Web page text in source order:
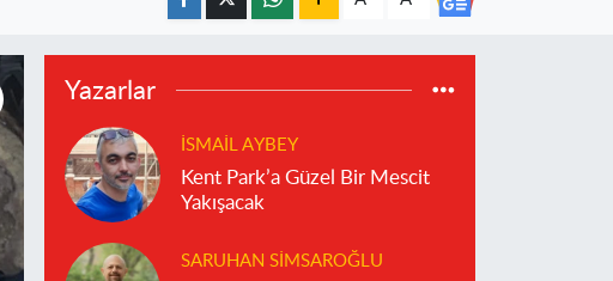
Yazarlar
İSMAIL AYBEY
Kent Park’a Güzel Bir Mescit
Yakışacak
SARUHAN SIMSAROĞLU